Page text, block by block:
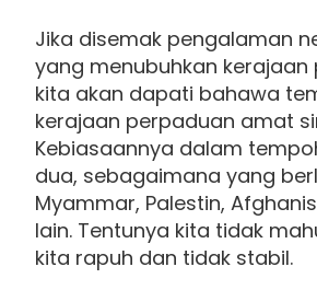
Jika disemak pengalaman
yang menubuhkan kerajaan
kita akan dapati bahawa
kerajaan perpaduan amat
Kebiasaannya dalam
dua, sebagaimana yang
Myammar, Palestin,
lain. Tentunya kita tidak
kita rapuh dan tidak stabil.